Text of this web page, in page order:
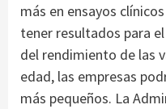
más en ensayos
tener resultados para
del rendimiento de las
edad, las empresas
más pequeños. La